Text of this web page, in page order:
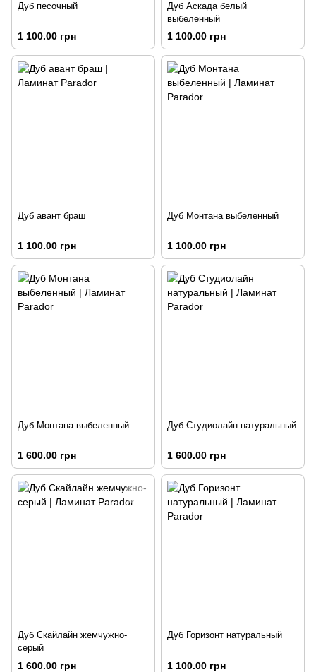
Дуб песочный
1 100.00 грн
Дуб Аскада белый
выбеленный
1 100.00 грн
Дуб авант браш
1 100.00 грн
Дуб Монтана выбеленный
1 100.00 грн
Дуб Монтана выбеленный
1 600.00 грн
Дуб Студиолайн натуральный
1 600.00 грн
Дуб Скайлайн жемчужно-
серый
1 600.00 грн
Дуб Горизонт натуральный
1 100.00 грн